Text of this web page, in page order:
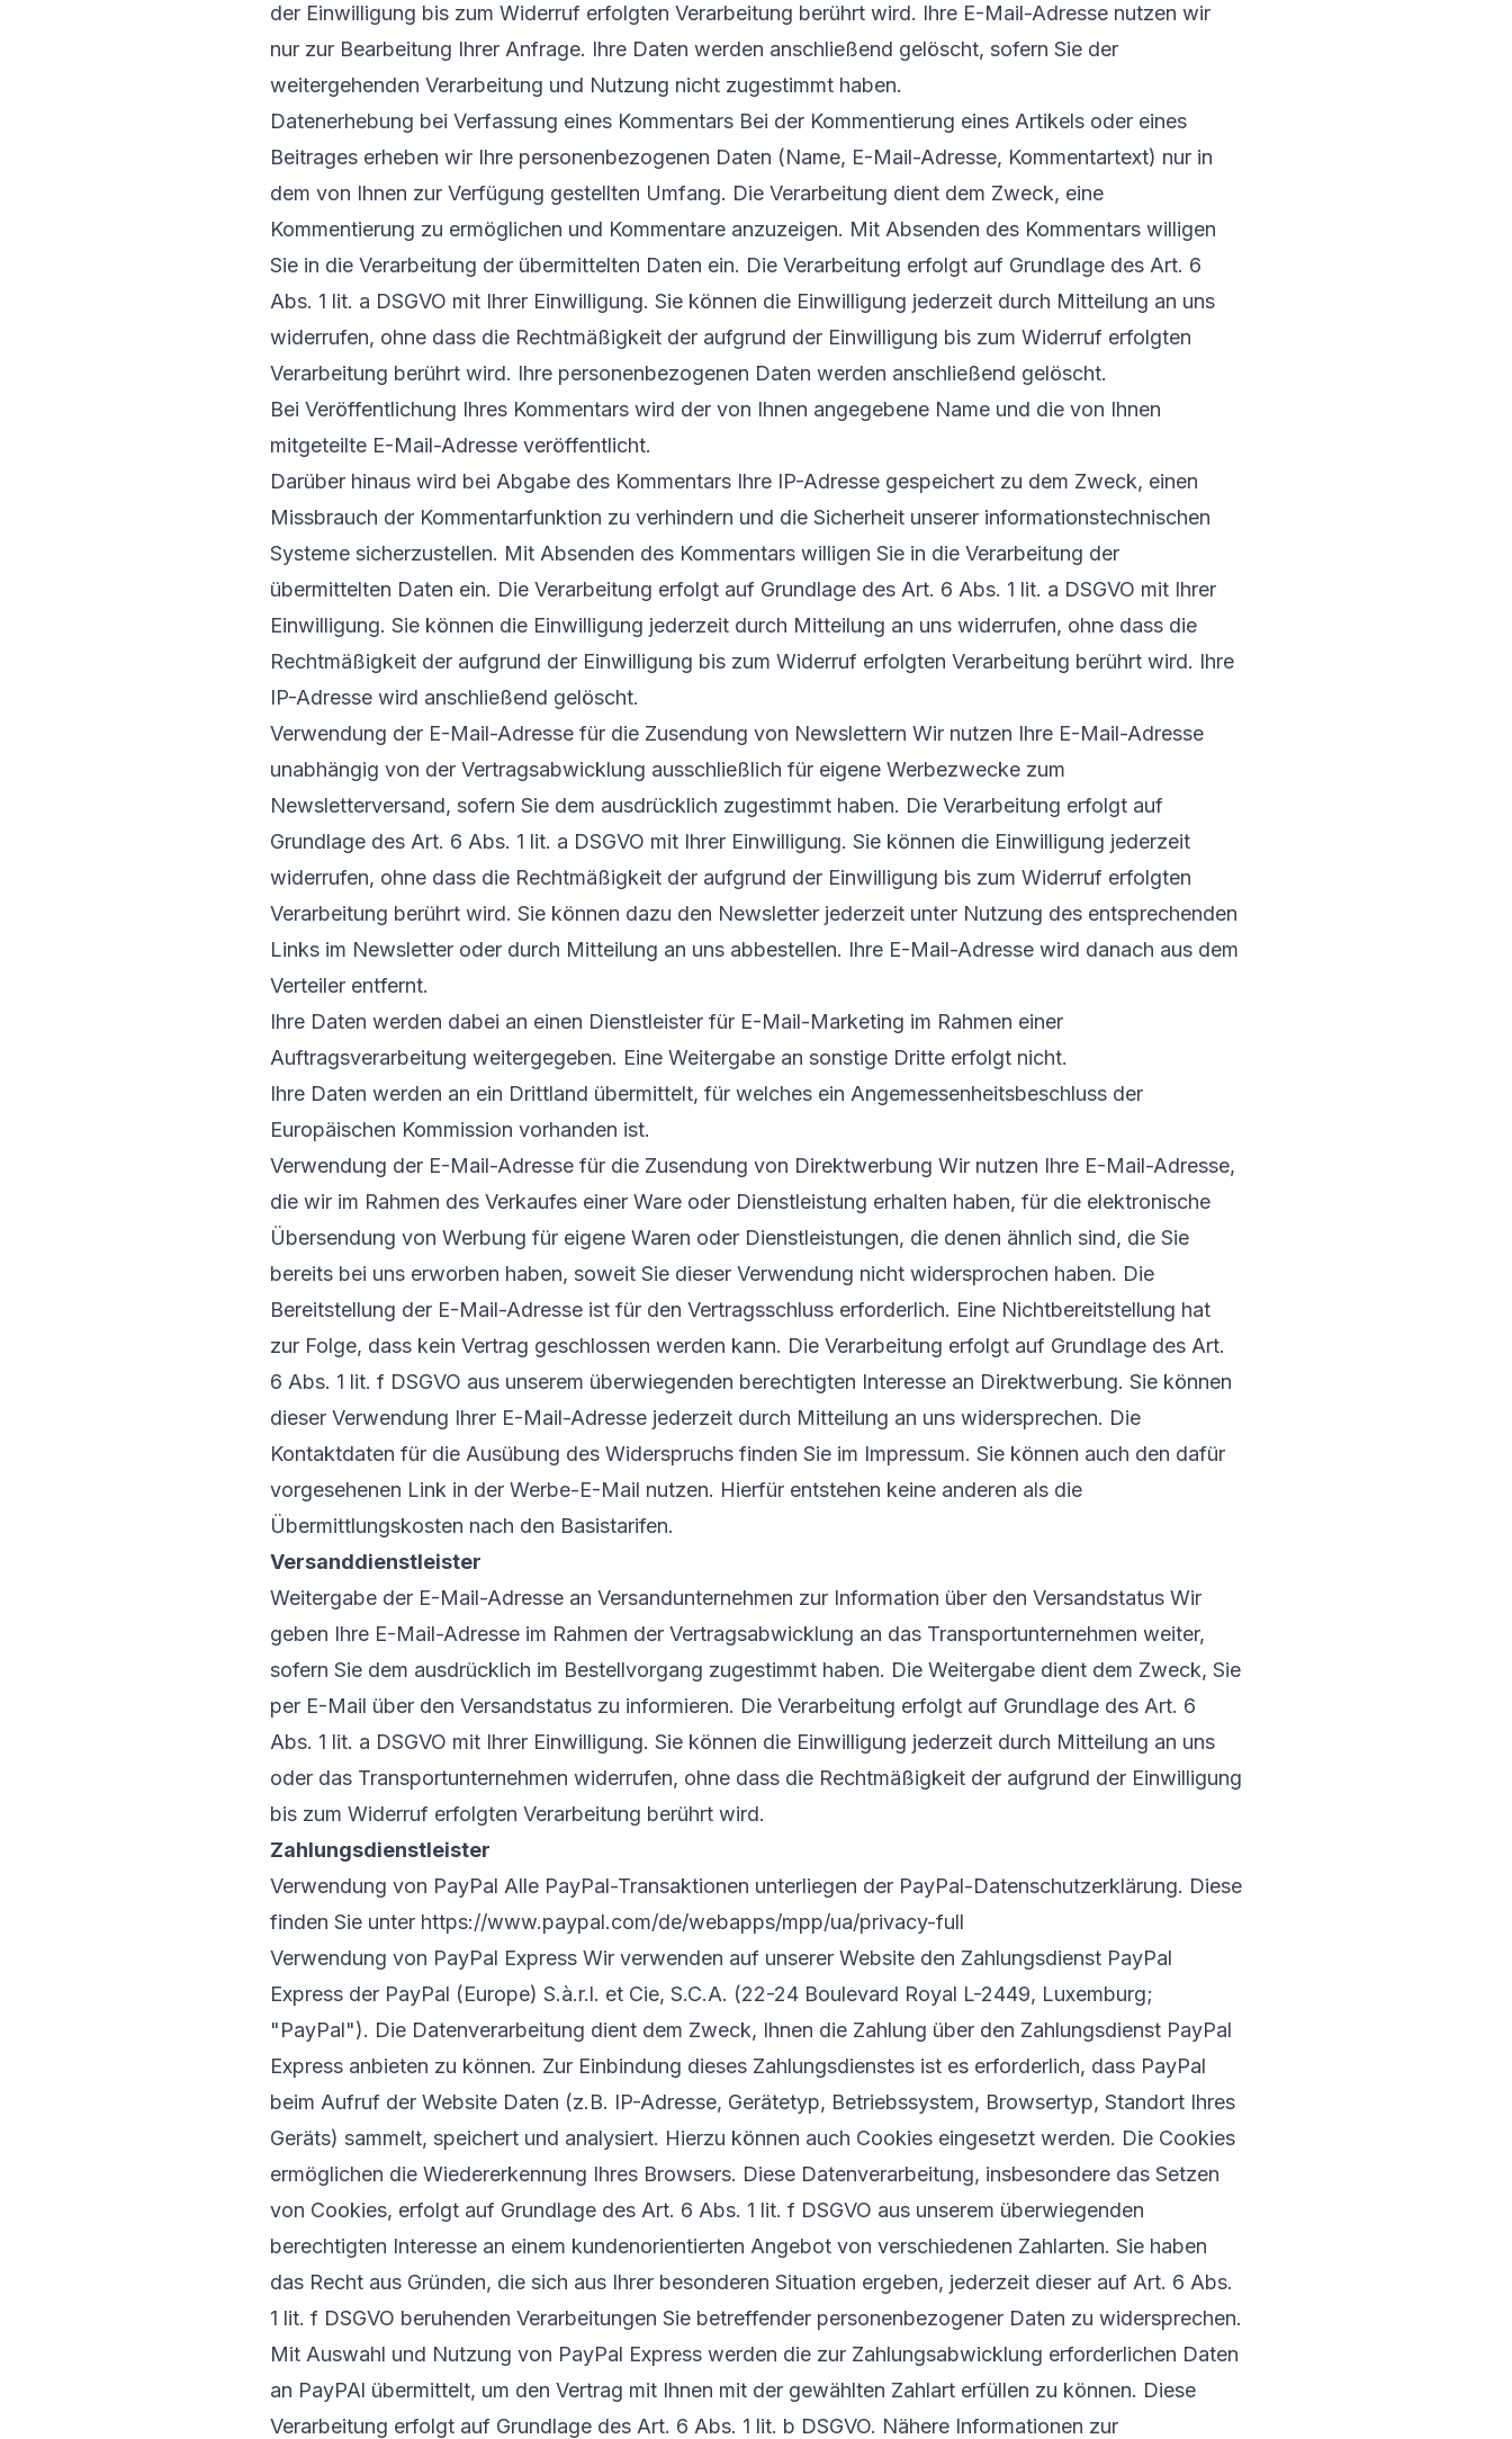
der Einwilligung bis zum Widerruf erfolgten Verarbeitung berührt wird. Ihre E-Mail-Adresse nutzen wir
nur zur Bearbeitung Ihrer Anfrage. Ihre Daten werden anschließend gelöscht, sofern Sie der
weitergehenden Verarbeitung und Nutzung nicht zugestimmt haben.
Datenerhebung bei Verfassung eines Kommentars Bei der Kommentierung eines Artikels oder eines
Beitrages erheben wir Ihre personenbezogenen Daten (Name, E-Mail-Adresse, Kommentartext) nur in
dem von Ihnen zur Verfügung gestellten Umfang. Die Verarbeitung dient dem Zweck, eine
Kommentierung zu ermöglichen und Kommentare anzuzeigen. Mit Absenden des Kommentars willigen
Sie in die Verarbeitung der übermittelten Daten ein. Die Verarbeitung erfolgt auf Grundlage des Art. 6
Abs. 1 lit. a DSGVO mit Ihrer Einwilligung. Sie können die Einwilligung jederzeit durch Mitteilung an uns
widerrufen, ohne dass die Rechtmäßigkeit der aufgrund der Einwilligung bis zum Widerruf erfolgten
Verarbeitung berührt wird. Ihre personenbezogenen Daten werden anschließend gelöscht.
Bei Veröffentlichung Ihres Kommentars wird der von Ihnen angegebene Name und die von Ihnen
mitgeteilte E-Mail-Adresse veröffentlicht.
Darüber hinaus wird bei Abgabe des Kommentars Ihre IP-Adresse gespeichert zu dem Zweck, einen
Missbrauch der Kommentarfunktion zu verhindern und die Sicherheit unserer informationstechnischen
Systeme sicherzustellen. Mit Absenden des Kommentars willigen Sie in die Verarbeitung der
übermittelten Daten ein. Die Verarbeitung erfolgt auf Grundlage des Art. 6 Abs. 1 lit. a DSGVO mit Ihrer
Einwilligung. Sie können die Einwilligung jederzeit durch Mitteilung an uns widerrufen, ohne dass die
Rechtmäßigkeit der aufgrund der Einwilligung bis zum Widerruf erfolgten Verarbeitung berührt wird. Ihre
IP-Adresse wird anschließend gelöscht.
Verwendung der E-Mail-Adresse für die Zusendung von Newslettern Wir nutzen Ihre E-Mail-Adresse
unabhängig von der Vertragsabwicklung ausschließlich für eigene Werbezwecke zum
Newsletterversand, sofern Sie dem ausdrücklich zugestimmt haben. Die Verarbeitung erfolgt auf
Grundlage des Art. 6 Abs. 1 lit. a DSGVO mit Ihrer Einwilligung. Sie können die Einwilligung jederzeit
widerrufen, ohne dass die Rechtmäßigkeit der aufgrund der Einwilligung bis zum Widerruf erfolgten
Verarbeitung berührt wird. Sie können dazu den Newsletter jederzeit unter Nutzung des entsprechenden
Links im Newsletter oder durch Mitteilung an uns abbestellen. Ihre E-Mail-Adresse wird danach aus dem
Verteiler entfernt.
Ihre Daten werden dabei an einen Dienstleister für E-Mail-Marketing im Rahmen einer
Auftragsverarbeitung weitergegeben. Eine Weitergabe an sonstige Dritte erfolgt nicht.
Ihre Daten werden an ein Drittland übermittelt, für welches ein Angemessenheitsbeschluss der
Europäischen Kommission vorhanden ist.
Verwendung der E-Mail-Adresse für die Zusendung von Direktwerbung Wir nutzen Ihre E-Mail-Adresse,
die wir im Rahmen des Verkaufes einer Ware oder Dienstleistung erhalten haben, für die elektronische
Übersendung von Werbung für eigene Waren oder Dienstleistungen, die denen ähnlich sind, die Sie
bereits bei uns erworben haben, soweit Sie dieser Verwendung nicht widersprochen haben. Die
Bereitstellung der E-Mail-Adresse ist für den Vertragsschluss erforderlich. Eine Nichtbereitstellung hat
zur Folge, dass kein Vertrag geschlossen werden kann. Die Verarbeitung erfolgt auf Grundlage des Art.
6 Abs. 1 lit. f DSGVO aus unserem überwiegenden berechtigten Interesse an Direktwerbung. Sie können
dieser Verwendung Ihrer E-Mail-Adresse jederzeit durch Mitteilung an uns widersprechen. Die
Kontaktdaten für die Ausübung des Widerspruchs finden Sie im Impressum. Sie können auch den dafür
vorgesehenen Link in der Werbe-E-Mail nutzen. Hierfür entstehen keine anderen als die
Übermittlungskosten nach den Basistarifen.
Versanddienstleister
Weitergabe der E-Mail-Adresse an Versandunternehmen zur Information über den Versandstatus Wir
geben Ihre E-Mail-Adresse im Rahmen der Vertragsabwicklung an das Transportunternehmen weiter,
sofern Sie dem ausdrücklich im Bestellvorgang zugestimmt haben. Die Weitergabe dient dem Zweck, Sie
per E-Mail über den Versandstatus zu informieren. Die Verarbeitung erfolgt auf Grundlage des Art. 6
Abs. 1 lit. a DSGVO mit Ihrer Einwilligung. Sie können die Einwilligung jederzeit durch Mitteilung an uns
oder das Transportunternehmen widerrufen, ohne dass die Rechtmäßigkeit der aufgrund der Einwilligung
bis zum Widerruf erfolgten Verarbeitung berührt wird.
Zahlungsdienstleister
Verwendung von PayPal Alle PayPal-Transaktionen unterliegen der PayPal-Datenschutzerklärung. Diese
finden Sie unter https://www.paypal.com/de/webapps/mpp/ua/privacy-full
Verwendung von PayPal Express Wir verwenden auf unserer Website den Zahlungsdienst PayPal
Express der PayPal (Europe) S.à.r.l. et Cie, S.C.A. (22-24 Boulevard Royal L-2449, Luxemburg;
"PayPal"). Die Datenverarbeitung dient dem Zweck, Ihnen die Zahlung über den Zahlungsdienst PayPal
Express anbieten zu können. Zur Einbindung dieses Zahlungsdienstes ist es erforderlich, dass PayPal
beim Aufruf der Website Daten (z.B. IP-Adresse, Gerätetyp, Betriebssystem, Browsertyp, Standort Ihres
Geräts) sammelt, speichert und analysiert. Hierzu können auch Cookies eingesetzt werden. Die Cookies
ermöglichen die Wiedererkennung Ihres Browsers. Diese Datenverarbeitung, insbesondere das Setzen
von Cookies, erfolgt auf Grundlage des Art. 6 Abs. 1 lit. f DSGVO aus unserem überwiegenden
berechtigten Interesse an einem kundenorientierten Angebot von verschiedenen Zahlarten. Sie haben
das Recht aus Gründen, die sich aus Ihrer besonderen Situation ergeben, jederzeit dieser auf Art. 6 Abs.
1 lit. f DSGVO beruhenden Verarbeitungen Sie betreffender personenbezogener Daten zu widersprechen.
Mit Auswahl und Nutzung von PayPal Express werden die zur Zahlungsabwicklung erforderlichen Daten
an PayPAl übermittelt, um den Vertrag mit Ihnen mit der gewählten Zahlart erfüllen zu können. Diese
Verarbeitung erfolgt auf Grundlage des Art. 6 Abs. 1 lit. b DSGVO. Nähere Informationen zur